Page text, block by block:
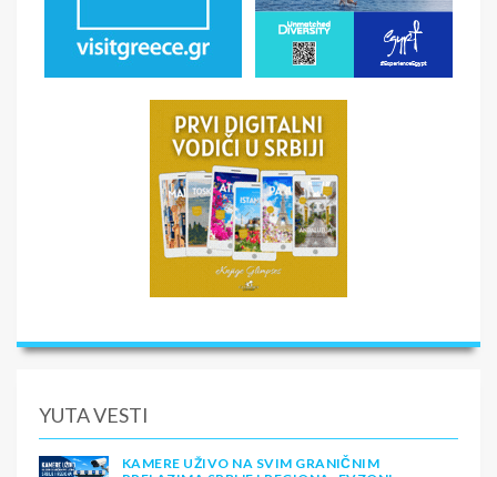
YUTA VESTI
KAMERE UŽIVO NA SVIM GRANIČNIM